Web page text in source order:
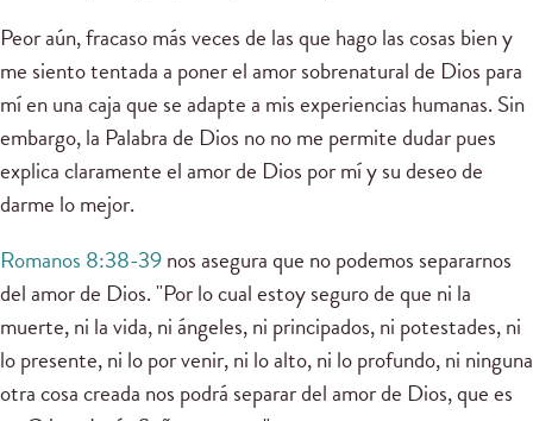
Peor aún, fracaso más veces de las que hago las cosas bien y
me siento tentada a poner el amor sobrenatural de Dios para
mí en una caja que se adapte a mis experiencias humanas. Sin
embargo, la Palabra de Dios no no me permite dudar pues
explica claramente el amor de Dios por mí y su deseo de
darme lo mejor.
Romanos 8:38-39nos asegura que no podemos separarnos
del amor de Dios. "Por lo cual estoy seguro de que ni la
muerte, ni la vida, ni ángeles, ni principados, ni potestades, ni
lo presente, ni lo por venir, ni lo alto, ni lo profundo, ni ninguna
otra cosa creada nos podrá separar del amor de Dios, que es